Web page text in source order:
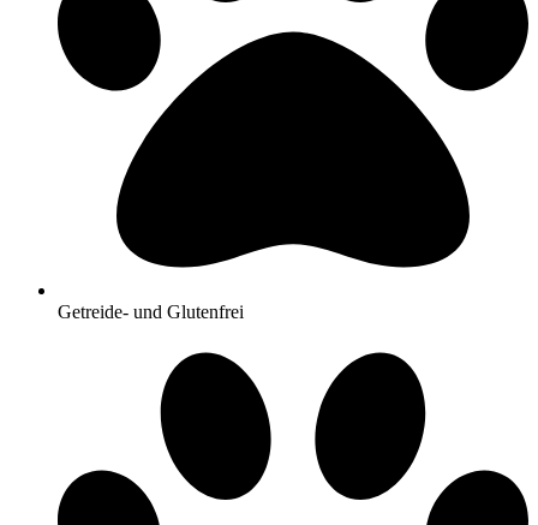
Getreide- und Glutenfrei